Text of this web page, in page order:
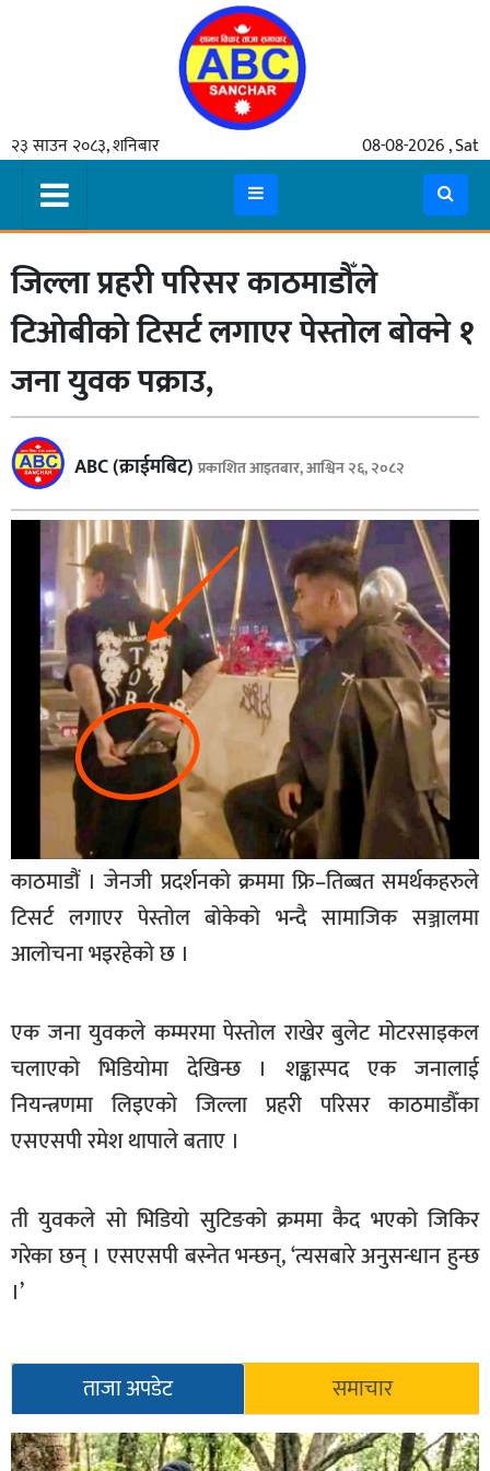
२३ साउन २०८३, शनिबार 08-08-2026 , Sat
समाचार
मुख्य
समाचार
कुटनीती
अर्थ
रसरङ्ग
यौन/
स्वास्थ्य
भिडियो
बिशेष
भिडियो
पत्रपत्रिका
खेलकुद
बिश्व
अचम्म
दुनिया
कुराकानी
जीवनशैली
साहित्य
प्रवधि
जिल्ला प्रहरी परिसर काठमाडौँले
टिओबीको टिसर्ट लगाएर पेस्तोल बोक्ने १
जना युवक पक्राउ,
ABC (क्राईमबिट) प्रकाशित आइतबार, आश्विन २६, २०८२
काठमाडौं । जेनजी प्रदर्शनको क्रममा फ्रि–तिब्बत समर्थकहरुले
टिसर्ट लगाएर पेस्तोल बोकेको भन्दै सामाजिक सञ्जालमा
आलोचना भइरहेको छ ।
एक जना युवकले कम्मरमा पेस्तोल राखेर बुलेट मोटरसाइकल
चलाएको भिडियोमा देखिन्छ । शङ्कास्पद एक जनालाई
नियन्त्रणमा लिइएको जिल्ला प्रहरी परिसर काठमाडौँका
एसएसपी रमेश थापाले बताए ।
ती युवकले सो भिडियो सुटिङको क्रममा कैद भएको जिकिर
गरेका छन् । एसएसपी बस्नेत भन्छन्, ‘त्यसबारे अनुसन्धान हुन्छ
।’
ताजा अपडेट समाचार